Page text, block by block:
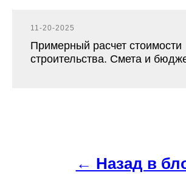
11-20-2025
Примерный расчет стоимости
строительства. Смета и
← Назад в